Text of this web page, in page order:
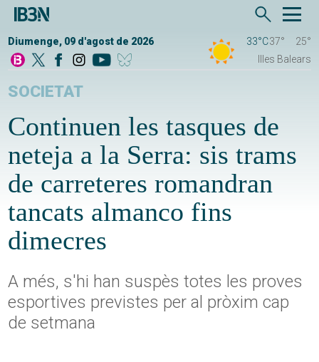
Diumenge, 09 d'agost de 2026 33°C37°
25°
Illes Balears
SOCIETAT
Continuen les tasques de
neteja a la Serra: sis trams
de carreteres romandran
tancats almanco fins
dimecres
A més, s'hi han suspès totes les proves
esportives previstes per al pròxim cap
de setmana